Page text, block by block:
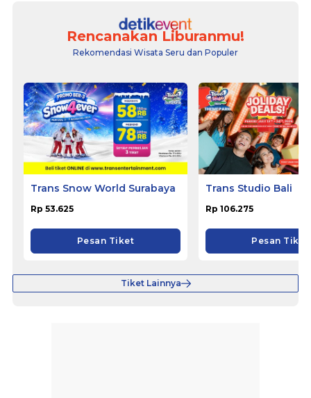
Rencanakan Liburanmu!
Rekomendasi Wisata Seru dan Populer
Trans Snow World Surabaya
Rp 53.625
Pesan Tiket
Trans Studio Bali
Rp 106.275
Pesan Tiket
Tiket Lainnya